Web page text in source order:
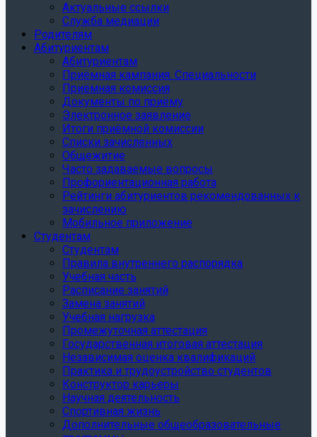
Актуальные ссылки
Служба медиации
Родителям
Абитуриентам
Абитуриентам
Приёмная кампания. Специальности
Приёмная комиссия
Документы по приёму
Электронное заявление
Итоги приёмной комиссии
Списки зачисленных
Общежитие
Часто задаваемые вопросы
Профориентационная работа
Рейтинги абитуриентов рекомендованных к
зачислению
Мобильное приложение
Студентам
Студентам
Правила внутреннего распорядка
Учебная часть
Расписание занятий
Замена занятий
Учебная нагрузка
Промежуточная аттестация
Государственная итоговая аттестация
Независимая оценка квалификаций
Практика и трудоустройство студентов
Конструктор карьеры
Научная деятельность
Спортивная жизнь
Дополнительные общеобразовательные